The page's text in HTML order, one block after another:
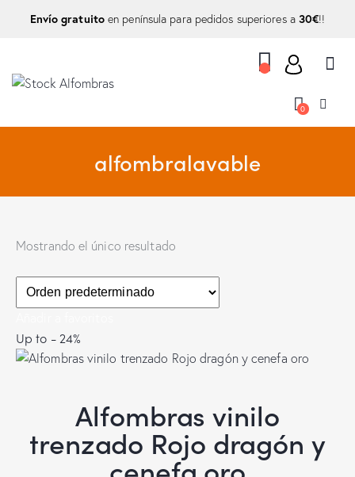
Envío gratuitoen península para pedidos superiores a 30€!!
0
alfombralavable
Mostrando el único resultado
Up to - 24%
Alfombras vinilo
trenzado Rojo dragón y